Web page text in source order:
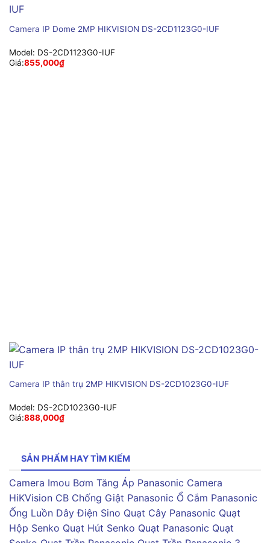
Camera IP Dome 2MP HIKVISION DS-2CD1123G0-IUF
Model: DS-2CD1123G0-IUF
Giá:855,000₫
Camera IP thân trụ 2MP HIKVISION DS-2CD1023G0-IUF
Model: DS-2CD1023G0-IUF
Giá:888,000₫
SẢN PHẨM HAY TÌM KIẾM
Camera Imou Bơm Tăng Áp Panasonic Camera
HiKVision CB Chống Giật Panasonic Ổ Cắm Panasonic
Ống Luồn Dây Điện Sino Quạt Cây Panasonic Quạt
Hộp Senko Quạt Hút Senko Quạt Panasonic Quạt